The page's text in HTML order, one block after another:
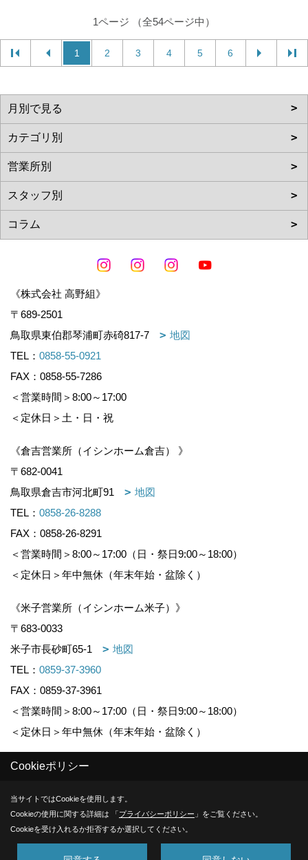
1ページ （全54ページ中）
1 2 3 4 5 6
《株式会社 高野組》
〒689-2501
鳥取県東伯郡琴浦町赤碕817-7
地図
TEL： 0858-55-0921
FAX：0858-55-7286
＜営業時間＞8:00～17:00
＜定休日＞土・日・祝
《倉吉営業所（イシンホーム倉吉） 》
〒682-0041
鳥取県倉吉市河北町91
地図
TEL： 0858-26-8288
FAX：0858-26-8291
＜営業時間＞8:00～17:00（日・祭日9:00～18:00）
＜定休日＞年中無休（年末年始・盆除く）
《米子営業所（イシンホーム米子）》
〒683-0033
米子市長砂町65-1
地図
TEL： 0859-37-3960
FAX：0859-37-3961
＜営業時間＞8:00～17:00（日・祭日9:00～18:00）
＜定休日＞年中無休（年末年始・盆除く）
Produced byゴデスクリエイト
Cookieポリシー
当サイトではCookieを使用します。
Cookieの使用に関する詳細は 「プライバシーポリシー 」をご覧ください。
Cookieを受け入れるか拒否するか選択してください。